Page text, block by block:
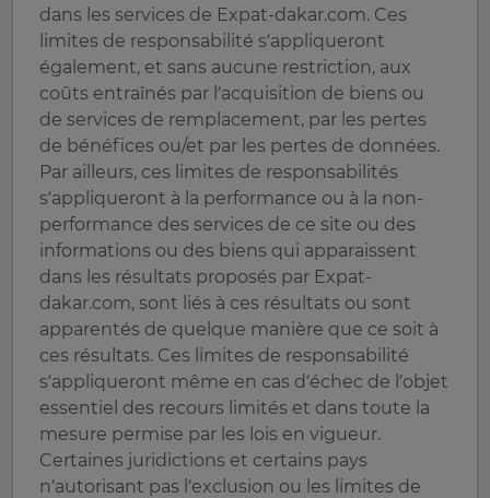
dans les services de Expat-dakar.com. Ces
limites de responsabilité s’appliqueront
également, et sans aucune restriction, aux
coûts entraînés par l’acquisition de biens ou
de services de remplacement, par les pertes
de bénéfices ou/et par les pertes de données.
Par ailleurs, ces limites de responsabilités
s’appliqueront à la performance ou à la non-
performance des services de ce site ou des
informations ou des biens qui apparaissent
dans les résultats proposés par Expat-
dakar.com, sont liés à ces résultats ou sont
apparentés de quelque manière que ce soit à
ces résultats. Ces limites de responsabilité
s’appliqueront même en cas d’échec de l’objet
essentiel des recours limités et dans toute la
mesure permise par les lois en vigueur.
Certaines juridictions et certains pays
n’autorisant pas l’exclusion ou les limites de